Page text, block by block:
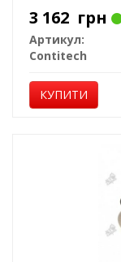
3 162 грн
Артикул:
Contitech
КУПИТИ